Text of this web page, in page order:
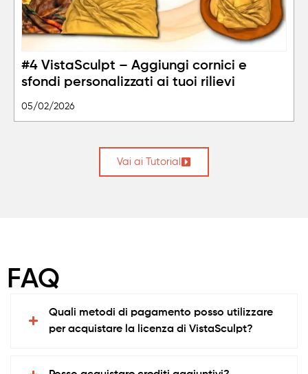
#4 VistaSculpt – Aggiungi cornici e
sfondi personalizzati ai tuoi rilievi
05/02/2026
Vai ai Tutorial
FAQ
Quali metodi di pagamento posso utilizzare
per acquistare la licenza di VistaSculpt?